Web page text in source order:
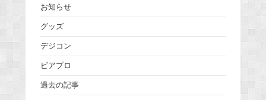
お知らせ
グッズ
デジコン
ピアプロ
過去の記事